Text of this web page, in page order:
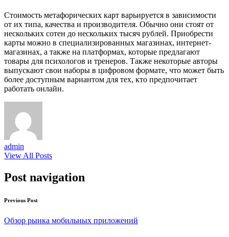
Стоимость метафорических карт варьируется в зависимости
от их типа, качества и производителя. Обычно они стоят от
нескольких сотен до нескольких тысяч рублей. Приобрести
карты можно в специализированных магазинах, интернет-
магазинах, а также на платформах, которые предлагают
товары для психологов и тренеров. Также некоторые авторы
выпускают свои наборы в цифровом формате, что может быть
более доступным вариантом для тех, кто предпочитает
работать онлайн.
admin
View All Posts
Post navigation
Previous Post
Обзор рынка мобильных приложений